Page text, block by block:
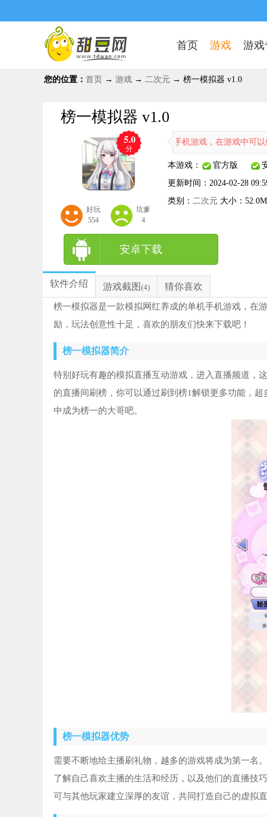
首页 游戏 游戏
您的位置： 首页 → 游戏 → 二次元 → 榜一模拟器 v1.0
榜一模拟器 v1.0
5.0
分
好玩
554
坑爹
4
一模拟器是一款模拟网红养成的单机手机游戏，在游戏中可以体验到
本游戏： 官方版
更新时间： 2024-02-28
类别： 二次元 大小：
安卓下载
软件介绍 游戏截图 (4) 猜你喜欢
榜一模拟器是一款模拟网红养成的单机手机游戏，在
励，玩法创意性十足，喜欢的朋友们快来下载吧！
榜一模拟器简介
特别好玩有趣的模拟直播互动游戏，进入直播频道，
的直播间刷榜，你可以通过刷到榜1解锁更多功能，
中成为榜一的大哥吧。
榜一模拟器优势
需要不断地给主播刷礼物，越多的游戏将成为第一名。
了解自己喜欢主播的生活和经历，以及他们的直播技巧
可与其他玩家建立深厚的友谊，共同打造自己的虚拟直